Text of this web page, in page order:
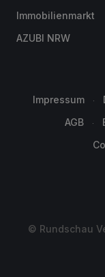
Immobilienmarkt
AZUBI NRW
Impressum
AGB
© Rundschau